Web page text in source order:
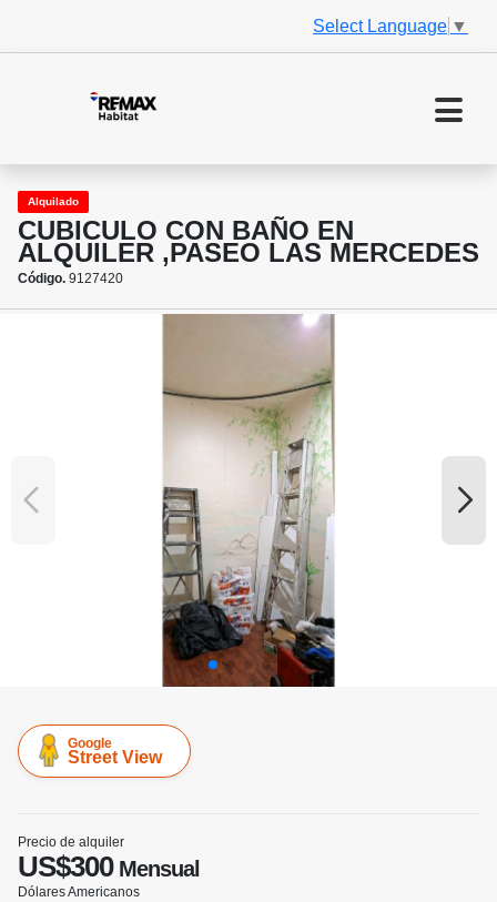
Select Language ▼
Alquilado
CUBICULO CON BAÑO EN
ALQUILER ,PASEO LAS MERCEDES
Código. 9127420
Google
Street View
Precio de alquiler
US$300Mensual
Dólares Americanos